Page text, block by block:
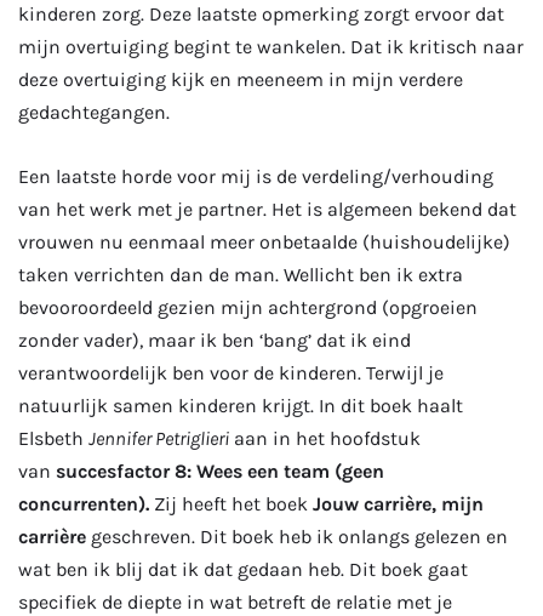
kinderen zorg. Deze laatste opmerking zorgt ervoor dat
mijn overtuiging begint te wankelen. Dat ik kritisch naar
deze overtuiging kijk en meeneem in mijn verdere
gedachtegangen.
Een laatste horde voor mij is de verdeling/verhouding
van het werk met je partner. Het is algemeen bekend dat
vrouwen nu eenmaal meer onbetaalde (huishoudelijke)
taken verrichten dan de man. Wellicht ben ik extra
bevooroordeeld gezien mijn achtergrond (opgroeien
zonder vader), maar ik ben ‘bang’ dat ik eind
verantwoordelijk ben voor de kinderen. Terwijl je
natuurlijk samen kinderen krijgt. In dit boek haalt
Elsbeth Jennifer Petriglieri aan in het hoofdstuk
van succesfactor 8: Wees een team (geen
concurrenten). Zij heeft het boek Jouw carrière, mijn
carrière geschreven. Dit boek heb ik onlangs gelezen en
wat ben ik blij dat ik dat gedaan heb. Dit boek gaat
specifiek de diepte in wat betreft de relatie met je